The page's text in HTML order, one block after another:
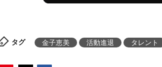
タグ 金子恵美 活動進退 タレント